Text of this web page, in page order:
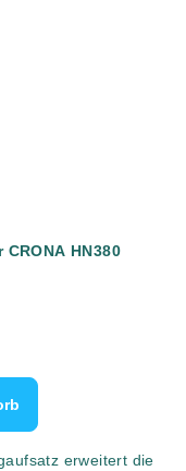
HN380
erweitert die